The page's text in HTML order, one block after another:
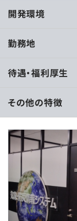
開発環境
・地震津波作画シス
・緊急文字送出シス
・緊急災害情報送
・緊急災害情報/
【開発環境例】
勤務地
待遇・福利厚生
※年収400万～600
■賃金形態：月給
■賃金の決定方法
■月給：300,000円
【年収例】
・年収560万円／
与（年2回））
・年収690万円／
その他の特徴